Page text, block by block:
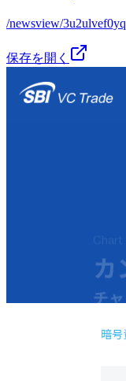
/newsview/3u2ulvef0yq
保存を開く